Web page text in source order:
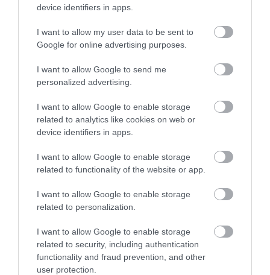
device identifiers in apps.
I want to allow my user data to be sent to
Google for online advertising purposes.
I want to allow Google to send me
personalized advertising.
I want to allow Google to enable storage
related to analytics like cookies on web or
device identifiers in apps.
I want to allow Google to enable storage
related to functionality of the website or app.
I want to allow Google to enable storage
related to personalization.
I want to allow Google to enable storage
related to security, including authentication
functionality and fraud prevention, and other
user protection.